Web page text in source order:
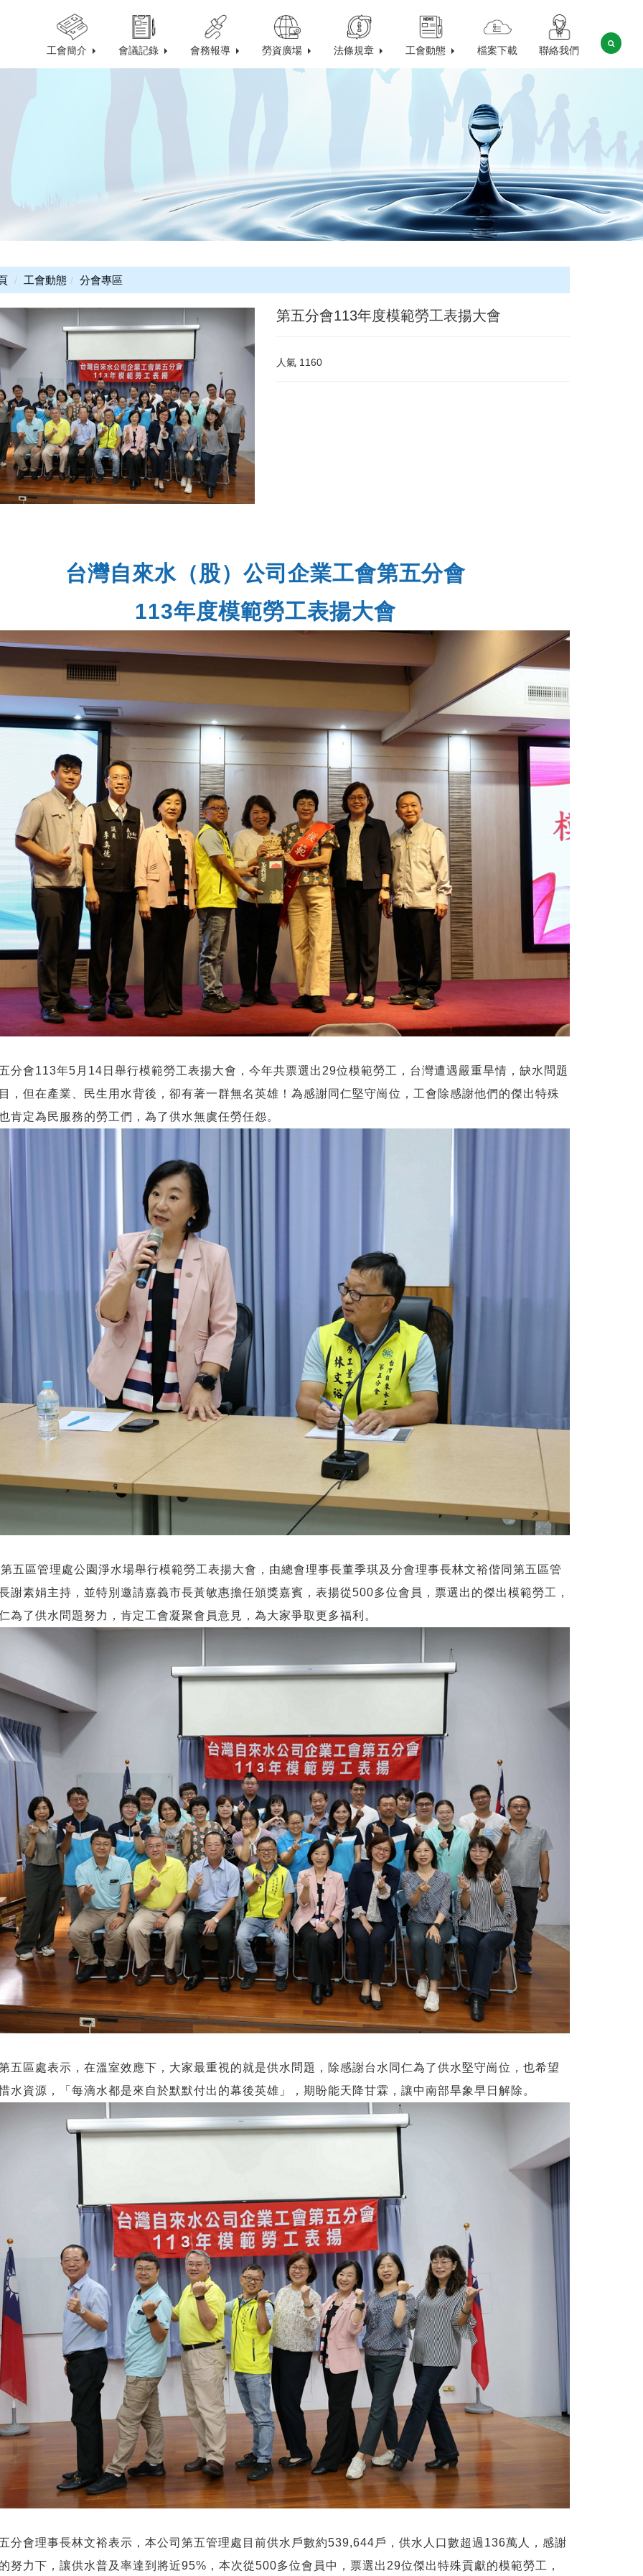
工會簡介 會議記錄 會務報導 勞資廣場 法條規章 工會動態 檔案下載 聯絡我們
工會動態 分會專區
第五分會113年度模範勞工表揚大會
人氣 1160
台灣自來水（股）公司企業工會第五分會
113年度模範勞工表揚大會
分會113年5月14日舉行模範勞工表揚大會，今年共票選出29位模範勞工，台灣遭遇嚴重旱情，缺水問題
，但在產業、民生用水背後，卻有著一群無名英雄！為感謝同仁堅守崗位，工會除感謝他們的傑出特殊
肯定為民服務的勞工們，為了供水無虞任勞任怨。
五區管理處公園淨水場舉行模範勞工表揚大會，由總會理事長董季琪及分會理事長林文裕偕同第五區管
謝素娟主持，並特別邀請嘉義市長黃敏惠擔任頒獎嘉賓，表揚從500多位會員，票選出的傑出模範勞工，
為了供水問題努力，肯定工會凝聚會員意見，為大家爭取更多福利。
五區處表示，在溫室效應下，大家最重視的就是供水問題，除感謝台水同仁為了供水堅守崗位，也希望
水資源，「每滴水都是來自於默默付出的幕後英雄」，期盼能天降甘霖，讓中南部旱象早日解除。
分會理事長林文裕表示，本公司第五管理處目前供水戶數約539,644戶，供水人口數超過136萬人，感謝
努力下，讓供水普及率達到將近95%，本次從500多位會員中，票選出29位傑出特殊貢獻的模範勞工，